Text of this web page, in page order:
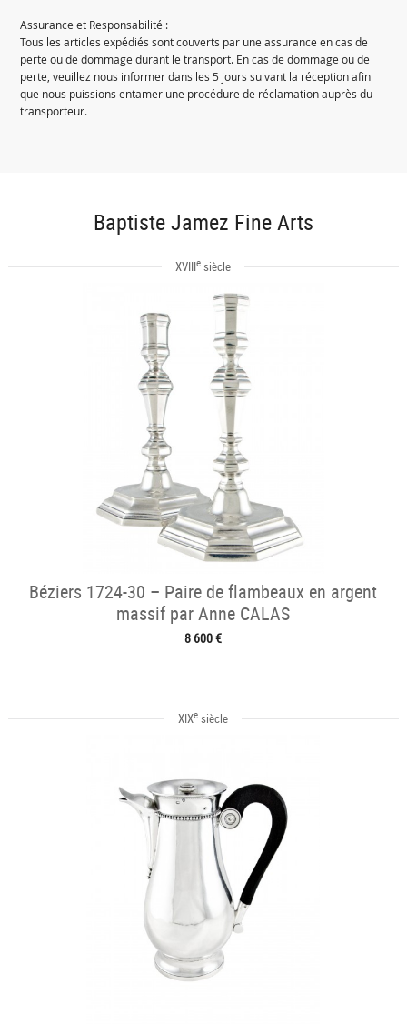
Assurance et Responsabilité :
Tous les articles expédiés sont couverts par une assurance en cas de
perte ou de dommage durant le transport. En cas de dommage ou de
perte, veuillez nous informer dans les 5 jours suivant la réception afin
que nous puissions entamer une procédure de réclamation auprès du
transporteur.
Baptiste Jamez Fine Arts
XVIIIe siècle
Béziers 1724-30 – Paire de flambeaux en argent
massif par Anne CALAS
8 600 €
XIXe siècle